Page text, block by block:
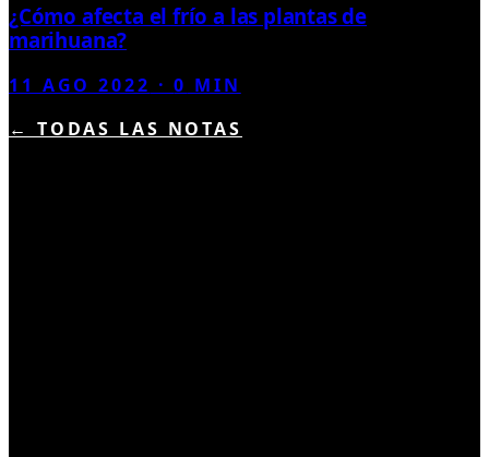
¿Cómo afecta el frío a las plantas de
marihuana?
11 AGO 2022 ·0 MIN
← TODAS LAS NOTAS